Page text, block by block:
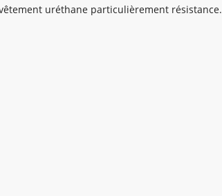
uréthane particulièrement résistance.